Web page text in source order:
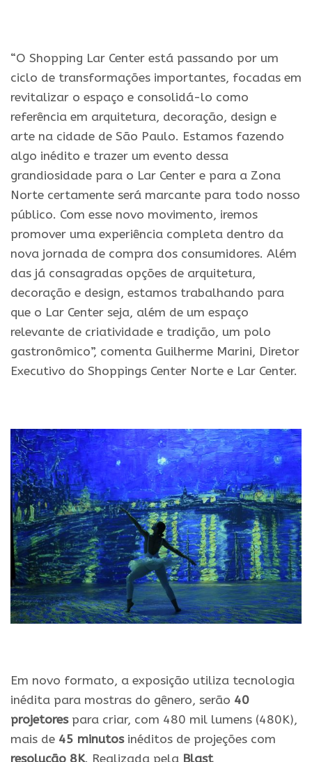
“O Shopping Lar Center está passando por um
ciclo de transformações importantes, focadas em
revitalizar o espaço e consolidá-lo como
referência em arquitetura, decoração, design e
arte na cidade de São Paulo. Estamos fazendo
algo inédito e trazer um evento dessa
grandiosidade para o Lar Center e para a Zona
Norte certamente será marcante para todo nosso
público. Com esse novo movimento, iremos
promover uma experiência completa dentro da
nova jornada de compra dos consumidores. Além
das já consagradas opções de arquitetura,
decoração e design, estamos trabalhando para
que o Lar Center seja, além de um espaço
relevante de criatividade e tradição, um polo
gastronômico”, comenta Guilherme Marini, Diretor
Executivo do Shoppings Center Norte e Lar Center.
Em novo formato, a exposição utiliza tecnologia
inédita para mostras do gênero, serão 40
projetorespara criar, com 480 mil lumens (480K),
mais de 45 minutosinéditos de projeções com
resolução 8K. Realizada pela Blast